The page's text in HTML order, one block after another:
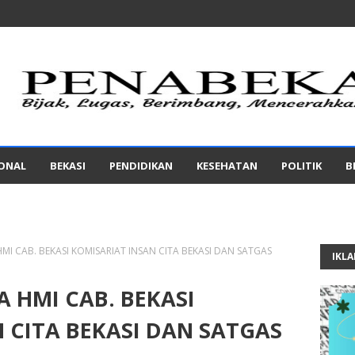
BEKASI PENDIDIKAN KESEHATAN POLITIK
CAB. BEKASI KOMISARIAT INSAN CITA BEKASI DAN SATGAS
HMI CAB. BEKASI
BEKASI DAN SATGAS